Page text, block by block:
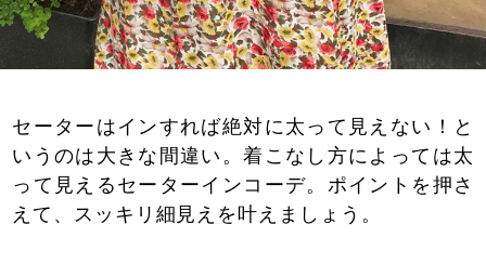
セーターはインすれば絶対に太って見えない！と
いうのは大きな間違い。着こなし方によっては太
って見えるセーターインコーデ。ポイントを押さ
えて、スッキリ細見えを叶えましょう。